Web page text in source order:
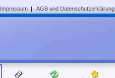
Impressum | AGB und Datenschutzerklärung